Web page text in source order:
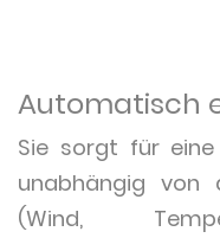
Automatisch
Sie sorgt für eine
unabhängig von
(Wind,